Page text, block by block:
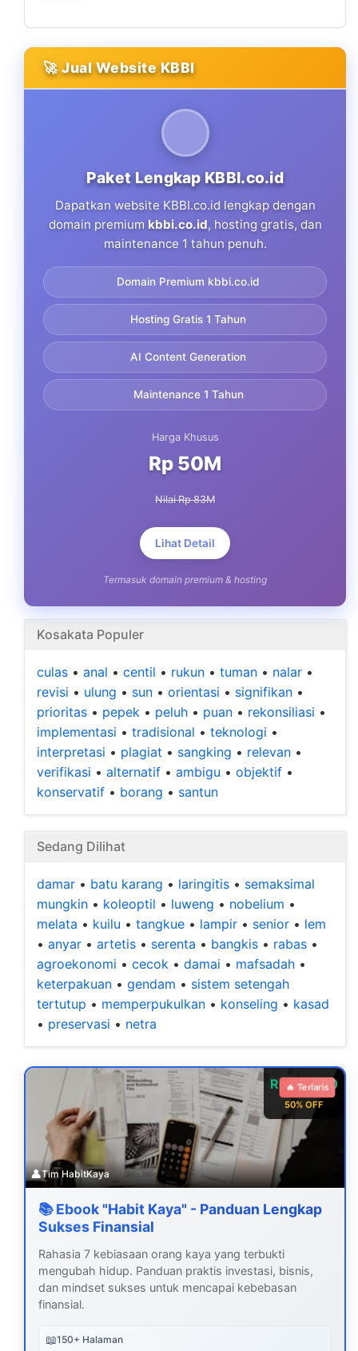
🚀 Jual Website KBBI
Paket Lengkap KBBI.co.id
Dapatkan website KBBI.co.id lengkap dengan
domain premium kbbi.co.id, hosting gratis, dan
maintenance 1 tahun penuh.
Domain Premium kbbi.co.id
Hosting Gratis 1 Tahun
AI Content Generation
Maintenance 1 Tahun
Harga Khusus
Rp 50M
Nilai Rp 83M
Lihat Detail
Termasuk domain premium & hosting
Kosakata Populer
culas • anal • centil • rukun • tuman • nalar •
revisi • ulung • sun • orientasi • signifikan •
prioritas • pepek • peluh • puan • rekonsiliasi •
implementasi • tradisional • teknologi •
interpretasi • plagiat • sangking • relevan •
verifikasi • alternatif • ambigu • objektif •
konservatif • borang • santun
Sedang Dilihat
damar • batu karang • laringitis • semaksimal
mungkin • koleoptil • luweng • nobelium •
melata • kuilu • tangkue • lampir • senior • lem
• anyar • artetis • serenta • bangkis • rabas •
agroekonomi • cecok • damai • mafsadah •
keterpakuan • gendam • sistem setengah
tertutup • memperpukulkan • konseling • kasad
• preservasi • netra
Rp 99.000
50% OFF
🔥 Terlaris
👤Tim HabitKaya
📚 Ebook "Habit Kaya" - Panduan Lengkap
Sukses Finansial
Rahasia 7 kebiasaan orang kaya yang terbukti
mengubah hidup. Panduan praktis investasi, bisnis,
dan mindset sukses untuk mencapai kebebasan
finansial.
📖150+ Halaman